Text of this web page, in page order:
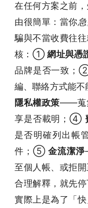
在任何方案之前
由很簡單：當你
騙與不當收費往
核：①網址與憑
品牌是否一致；
編、聯絡方式能
隱私權政策——蒐
享是否載明；④
是否明確列出帳
件；⑤金流潔淨
至個人帳、或拒
合理解釋，就先
實際上是為了「